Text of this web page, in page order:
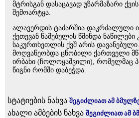
მტრისგან დასაცავად უზარმაზარი
შემოარტყა.
ალავერდის ტაძარშია დაკრძალული
ქეთევან წამებულის წმინდა ნაწილები
საკურთხეთლის ქვშ არის
მოღვაწეობდა ცნობილი ქართველი
ირბახი (ჩოლოყაშვილი), რომელმაც
წიგნი რომში დაბეჭდა.
სტატიების ნახვა შეგიძლიათ ამ
ახალი ამბების ნახვა შეგიძლიათ ამ